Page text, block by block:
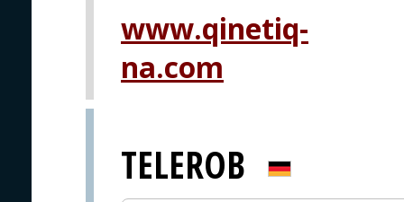
www.qinetiq-
na.com
TELEROB